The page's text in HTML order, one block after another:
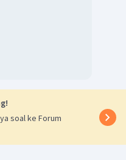
soal ke Forum